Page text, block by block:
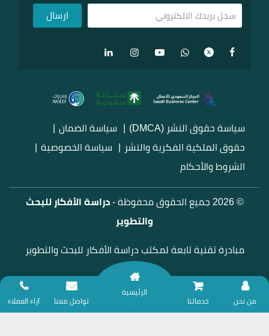
سياسة حقوق النشر (DMCA)
سياسة الضمان
حقوق الملكية الفكرية والنشر
سياسة الخصوصية
الشروط والأحكام
© 2026 جميع الحقوق محفوظة -
دراسة الأفكار للبحث
والتطوير
مبادرة تقنية تابعة لمكتب دراسة الأفكار للبحث والتطوير
نلتزم بتقديم خدمات المساندة البحثية وفق ضوابط الأمانة العلمية؛ لذا نعتذر عن
آراء العملاء تواصل معنا
الرئيسية
خدماتنا
من نحن